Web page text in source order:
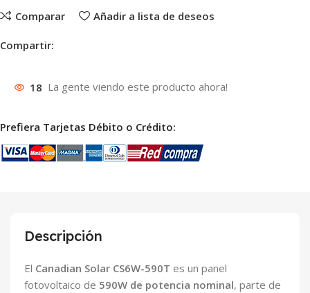
Comparar Añadir a lista de deseos
Compartir:
18 La gente viendo este producto ahora!
Prefiera Tarjetas Débito o Crédito:
Descripción
El Canadian Solar CS6W-590T es un panel
fotovoltaico de 590W de potencia nominal, parte de